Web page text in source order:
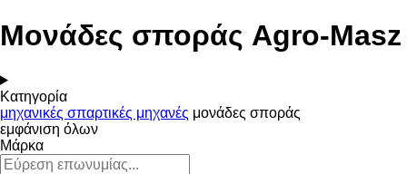
Μονάδες σποράς Agro-Masz
Κατηγορία
μηχανικές σπαρτικές μηχανές μονάδες σποράς
εμφάνιση όλων
Μάρκα